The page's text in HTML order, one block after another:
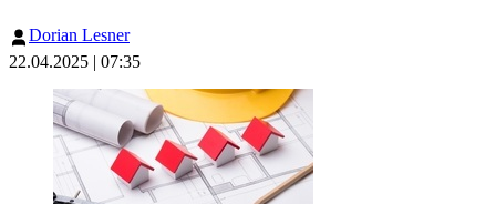
Dorian Lesner
22.04.2025 | 07:35